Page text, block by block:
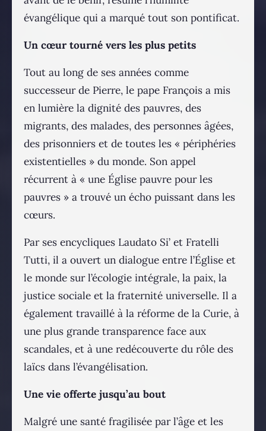
évangélique qui a marqué tout son pontificat.
Un cœur tourné vers les plus petits
Tout au long de ses années comme
successeur de Pierre, le pape François a mis
en lumière la dignité des pauvres, des
migrants, des malades, des personnes âgées,
des prisonniers et de toutes les « périphéries
existentielles » du monde. Son appel
récurrent à « une Église pauvre pour les
pauvres » a trouvé un écho puissant dans les
cœurs.
Par ses encycliques Laudato Si’ et Fratelli
Tutti, il a ouvert un dialogue entre l’Église et
le monde sur l’écologie intégrale, la paix, la
justice sociale et la fraternité universelle. Il a
également travaillé à la réforme de la Curie, à
une plus grande transparence face aux
scandales, et à une redécouverte du rôle des
laïcs dans l’évangélisation.
Une vie offerte jusqu’au bout
Malgré une santé fragilisée par l’âge et les